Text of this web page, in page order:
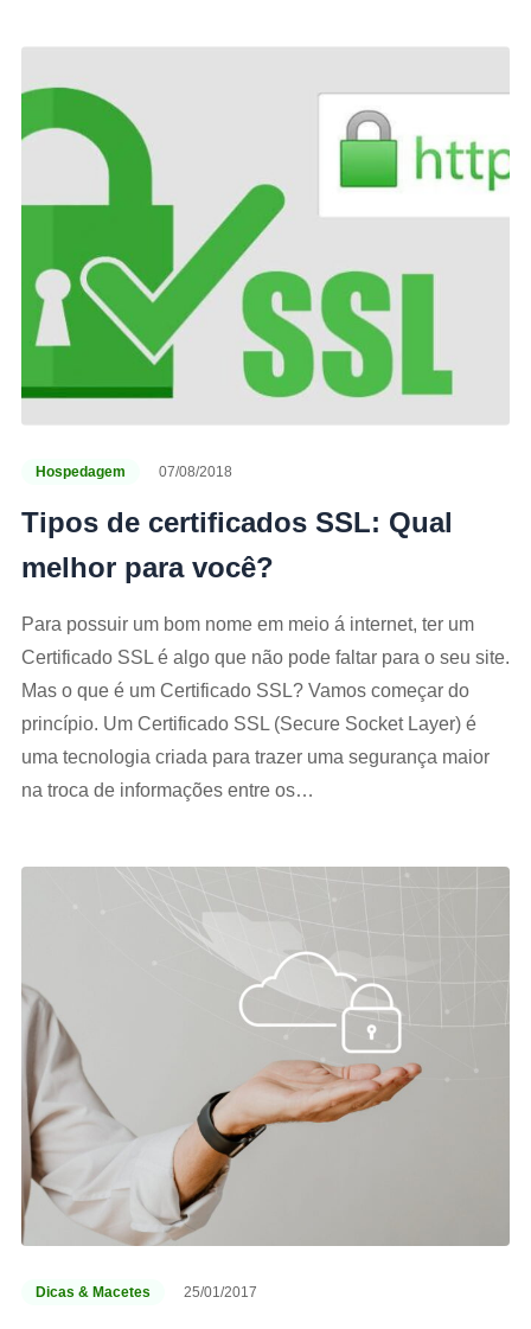
Hospedagem 07/08/2018
Tipos de certificados SSL: Qual
melhor para você?
Para possuir um bom nome em meio á internet, ter um
Certificado SSL é algo que não pode faltar para o seu site.
Mas o que é um Certificado SSL? Vamos começar do
princípio. Um Certificado SSL (Secure Socket Layer) é
uma tecnologia criada para trazer uma segurança maior
na troca de informações entre os…
Dicas & Macetes 25/01/2017